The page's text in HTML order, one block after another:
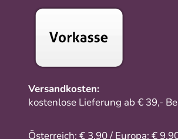
Versandkosten:
kostenlose Lieferung ab € 39,-
Österreich: € 3,90 / Europa: €